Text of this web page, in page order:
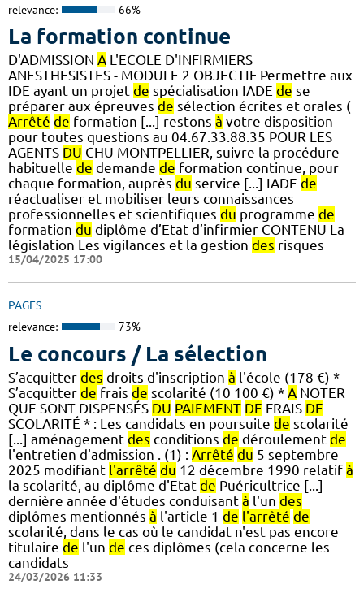
relevance: 66%
La formation continue
D'ADMISSION A L'ECOLE D'INFIRMIERS
ANESTHESISTES - MODULE 2 OBJECTIF Permettre aux
IDE ayant un projet de spécialisation IADE de se
préparer aux épreuves de sélection écrites et orales (
Arrêté de formation [...] restons à votre disposition
pour toutes questions au 04.67.33.88.35 POUR LES
AGENTS DU CHU MONTPELLIER, suivre la procédure
habituelle de demande de formation continue, pour
chaque formation, auprès du service [...] IADE de
réactualiser et mobiliser leurs connaissances
professionnelles et scientifiques du programme de
formation du diplôme d’Etat d’infirmier CONTENU La
législation Les vigilances et la gestion des risques
15/04/2025 17:00
PAGES
relevance: 73%
Le concours / La sélection
S’acquitter des droits d'inscription à l'école (178 €) *
S’acquitter de frais de scolarité (10 100 €) * A NOTER
QUE SONT DISPENSÉS DU PAIEMENT DE FRAIS DE
SCOLARITÉ * : Les candidats en poursuite de scolarité
[...] aménagement des conditions de déroulement de
l'entretien d'admission . (1) : Arrêté du 5 septembre
2025 modifiant l'arrêté du 12 décembre 1990 relatif à
la scolarité, au diplôme d'Etat de Puéricultrice [...]
dernière année d'études conduisant à l'un des
diplômes mentionnés à l'article 1 de l'arrêté de
scolarité, dans le cas où le candidat n'est pas encore
titulaire de l'un de ces diplômes (cela concerne les
candidats
24/03/2026 11:33